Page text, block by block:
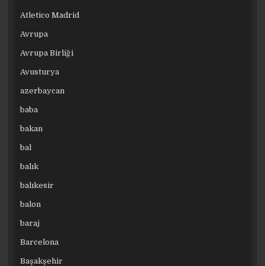
Atletico Madrid
Avrupa
Avrupa Birliği
Avusturya
azerbaycan
baba
bakan
bal
balık
balıkesir
balon
baraj
Barcelona
Başakşehir